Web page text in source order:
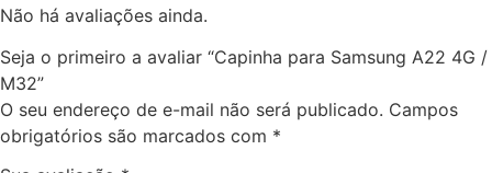
Não há avaliações ainda.
Seja o primeiro a avaliar “Capinha para Samsung A22 4G /
M32”
O seu endereço de e-mail não será publicado. Campos
obrigatórios são marcados com *